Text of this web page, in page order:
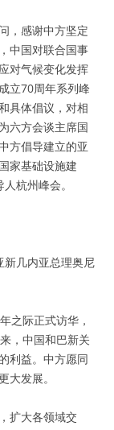
，感谢中方坚定
中国对联合国事
对气候变化发挥
立70周年系列峰
具体倡议，对相
六方会谈主席国
方倡导建立的亚
家基础设施建
杭州峰会。
新几内亚总理奥尼
之际正式访华，
，中国和巴新关
利益。中方愿同
大发展。
扩大各领域交